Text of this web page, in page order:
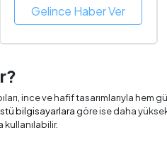
Gelince Haber Ver
ince ve hafif tasarımlarıyla hem
bilgisayarlara göre ise daha